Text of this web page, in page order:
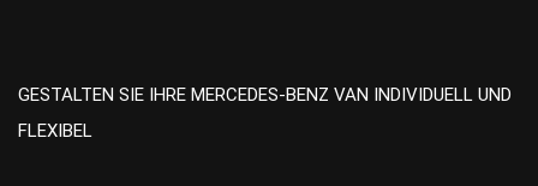
GESTALTEN SIE IHRE MERCEDES-BENZ VAN INDIVIDUELL UND
FLEXIBEL